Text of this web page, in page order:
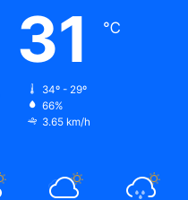
31 ℃
34º - 29º
66%
3.65 km/h